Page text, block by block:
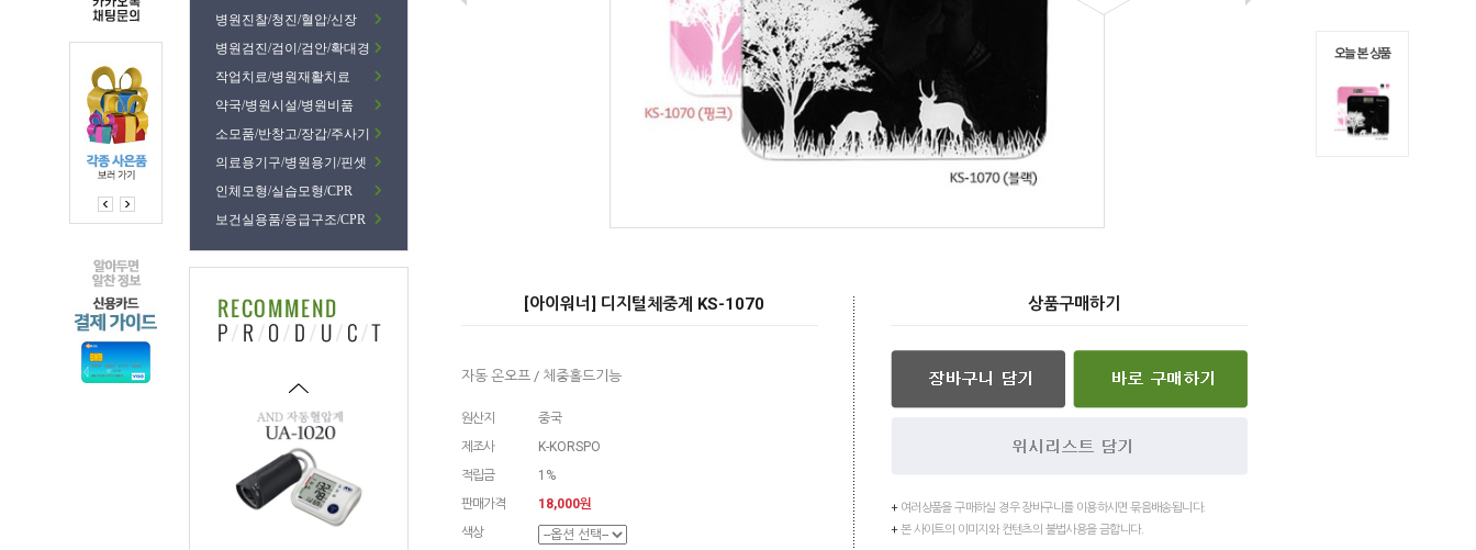
병원진찰/청진/혈압/신장
병원검진/검이/검안/확대경
작업치료/병원재활치료
약국/병원시설/병원비품
소모품/반창고/장갑/주사기
의료용기구/병원용기/핀셋
인체모형/실습모형/CPR
보건실용품/응급구조/CPR
[아이워너] 디지털체중계 KS-1070
자동 온오프 / 체중홀드기능
원산지
중국
제조사
K-KORSPO
적립금
1%
판매가격
18,000원
색상
상품구매하기
+여러상품을 구매하실 경우 장바구니를 이용하시면 묶음배송됩니다.
+본 사이트의 이미지와 컨텐츠의 불법사용을 금합니다.